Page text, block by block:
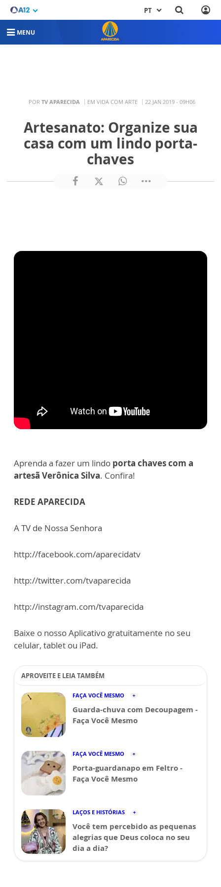
PT
MENU
POR TV APARECIDA EM VIDA COM ARTE 22 JAN 2019 - 09H06
Artesanato: Organize sua
casa com um lindo porta-
chaves
Aprenda a fazer um lindo porta chaves com a
artesã Verônica Silva. Confira!
REDE APARECIDA
A TV de Nossa Senhora
http://facebook.com/aparecidatv
http://twitter.com/tvaparecida
http://instagram.com/tvaparecida
Baixe o nosso Aplicativo gratuitamente no seu
celular, tablet ou iPad.
APROVEITE E LEIA TAMBÉM
FAÇA VOCÊ MESMO
Guarda-chuva com Decoupagem -
Faça Você Mesmo
FAÇA VOCÊ MESMO
Porta-guardanapo em Feltro -
Faça Você Mesmo
LAÇOS E HISTÓRIAS
Você tem percebido as pequenas
alegrias que Deus coloca no seu
dia a dia?